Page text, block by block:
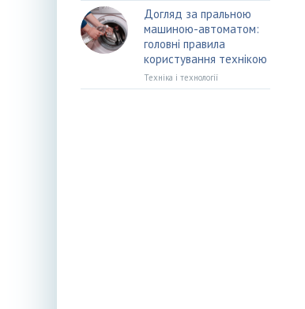
Догляд за пральною
машиною-автоматом:
головні правила
користування технікою
Техніка і технології